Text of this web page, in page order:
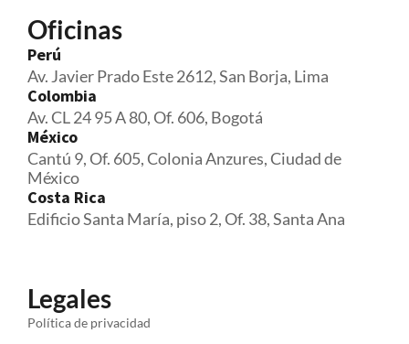
Oficinas
Perú
Av. Javier Prado Este 2612, San Borja, Lima
Colombia
Av. CL 24 95 A 80, Of. 606, Bogotá
México
Cantú 9, Of. 605, Colonia Anzures, Ciudad de
México
Costa Rica
Edificio Santa María, piso 2, Of. 38, Santa Ana
Legales
Política de privacidad